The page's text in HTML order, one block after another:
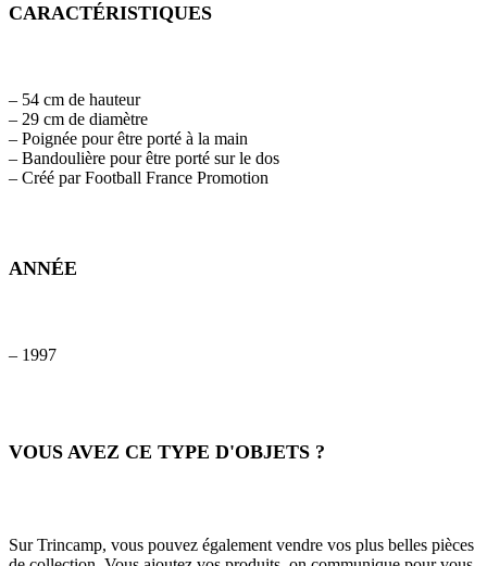
CARACTÉRISTIQUES
– 54 cm de hauteur
– 29 cm de diamètre
– Poignée pour être porté à la main
– Bandoulière pour être porté sur le dos
– Créé par Football France Promotion
ANNÉE
– 1997
VOUS AVEZ CE TYPE D'OBJETS ?
Sur Trincamp, vous pouvez également vendre vos plus belles pièces